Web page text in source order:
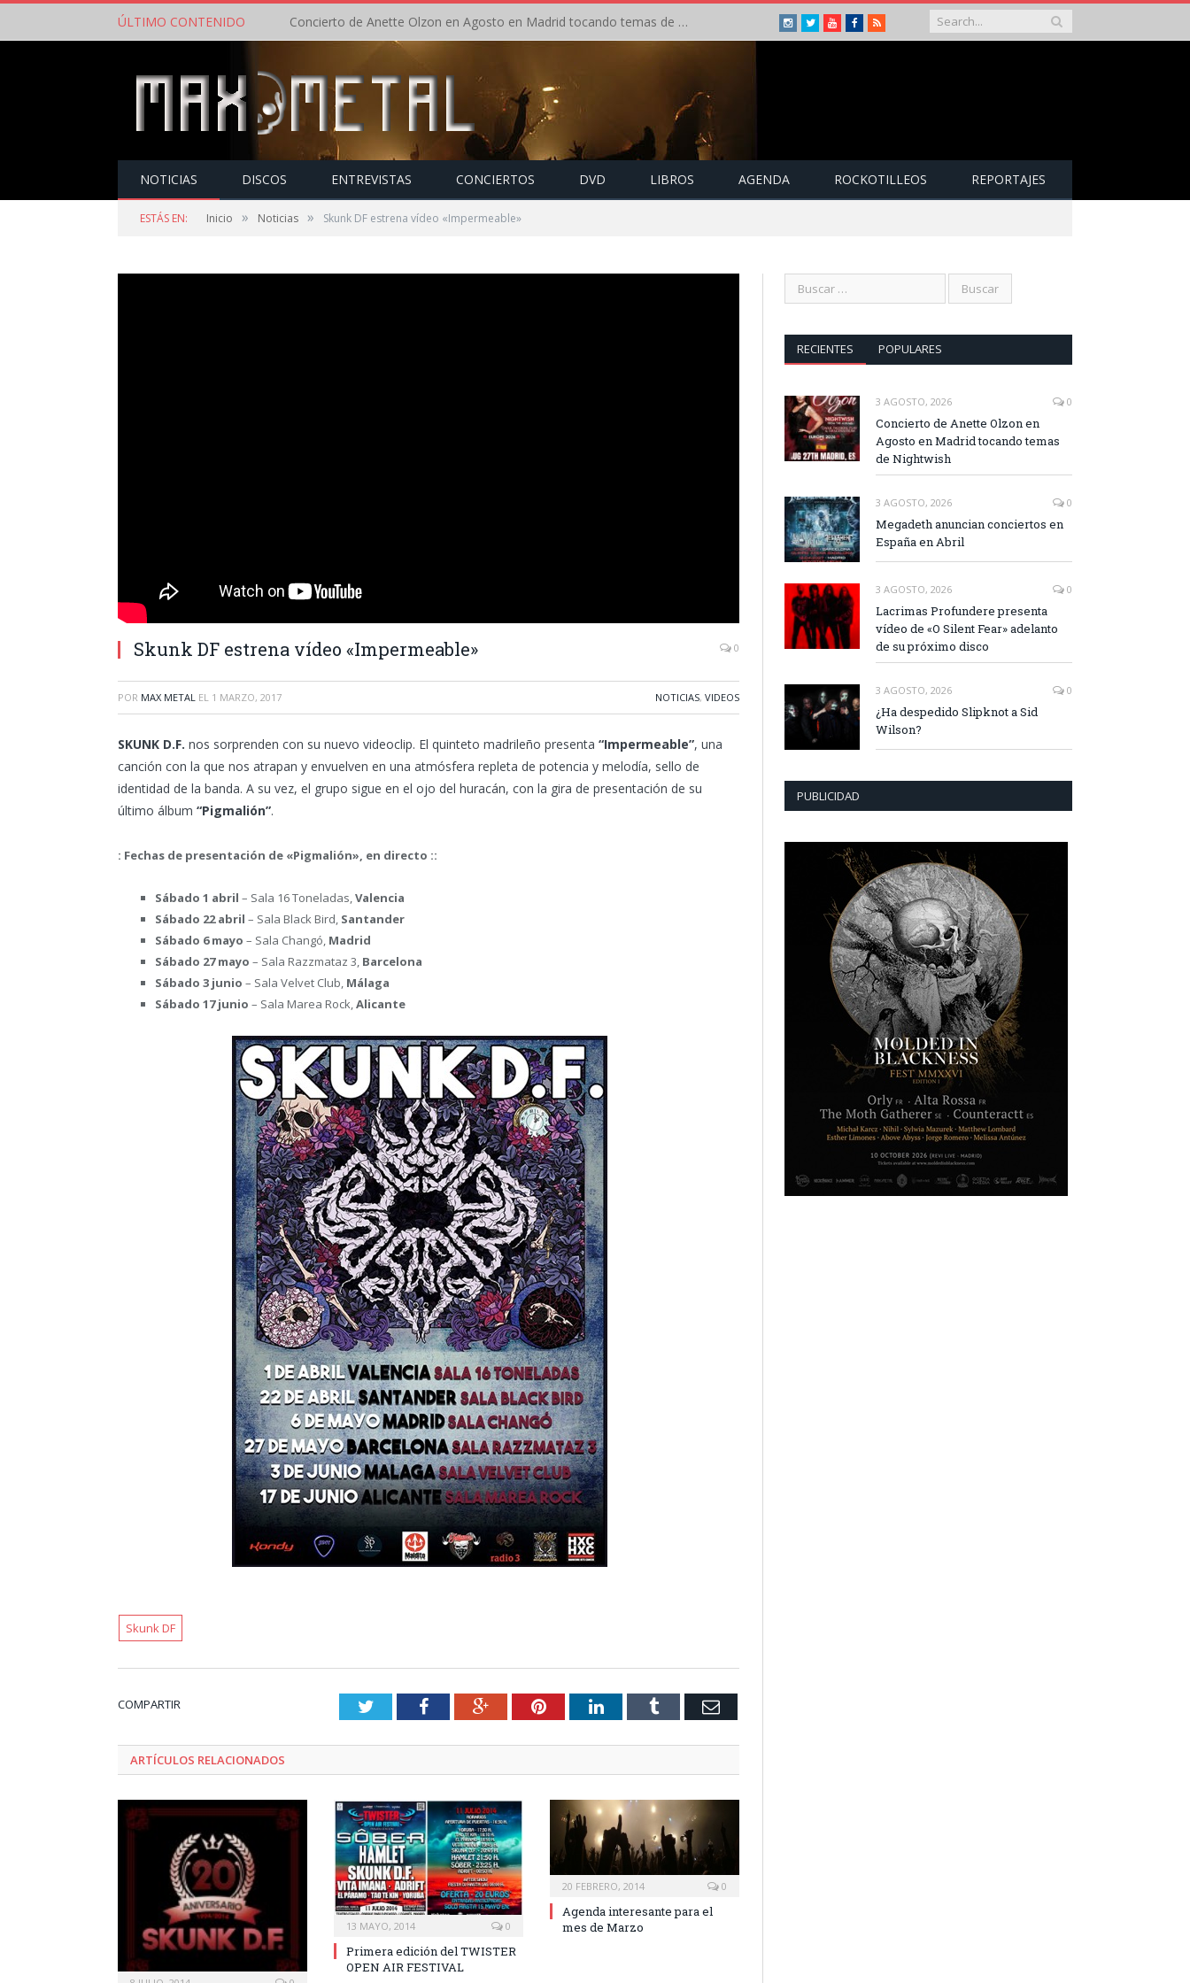
ÚLTIMO CONTENIDO Concierto de Anette Olzon en Agosto en Madrid tocando temas de Nightwish Instagram
TwitterYoutubeFacebook
RSS
NOTICIAS DISCOS ENTREVISTAS CONCIERTOS DVD LIBROS AGENDA ROCKOTILLEOS REPORTAJES
ESTÁS EN: Inicio » Noticias » Skunk DF estrena vídeo «Impermeable»
Skunk DF estrena vídeo «Impermeable» 0
POR MAX METAL EL 1 MARZO, 2017 NOTICIAS, VIDEOS
SKUNK D.F. nos sorprenden con su nuevo videoclip. El quinteto madrileño presenta “Impermeable”, una
canción con la que nos atrapan y envuelven en una atmósfera repleta de potencia y melodía, sello de
identidad de la banda. A su vez, el grupo sigue en el ojo del huracán, con la gira de presentación de su
último álbum “Pigmalión”.
: Fechas de presentación de «Pigmalión», en directo ::
Sábado 1 abril – Sala 16 Toneladas,Valencia
Sábado 22 abril – Sala Black Bird, Santander
Sábado 6 mayo – Sala Changó, Madrid
Sábado 27 mayo – Sala Razzmataz 3, Barcelona
Sábado 3 junio – Sala Velvet Club, Málaga
Sábado 17 junio – Sala Marea Rock,Alicante
Skunk DF
COMPARTIR TwitterFacebookGoogle+PinterestLinkedInTumblr Email
ARTÍCULOS RELACIONADOS
13 MAYO, 2014 0
Primera edición del TWISTER
OPEN AIR FESTIVAL
20 FEBRERO, 2014 0
Agenda interesante para el
mes de Marzo
RECIENTES POPULARES
3 AGOSTO, 2026 0
Concierto de Anette Olzon en
Agosto en Madrid tocando temas
de Nightwish
3 AGOSTO, 2026 0
Megadeth anuncian conciertos en
España en Abril
3 AGOSTO, 2026 0
Lacrimas Profundere presenta
vídeo de «O Silent Fear» adelanto
de su próximo disco
3 AGOSTO, 2026 0
¿Ha despedido Slipknot a Sid
Wilson?
PUBLICIDAD